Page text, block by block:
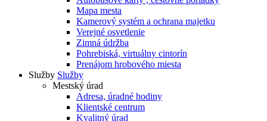
Mapa mesta
Kamerový systém a ochrana majetku
Verejné osvetlenie
Zimná údržba
Pohrebiská, virtuálny cintorín
Prenájom hrobového miesta
Služby Služby
Mestský úrad
Adresa, úradné hodiny
Klientské centrum
Kvalitný úrad